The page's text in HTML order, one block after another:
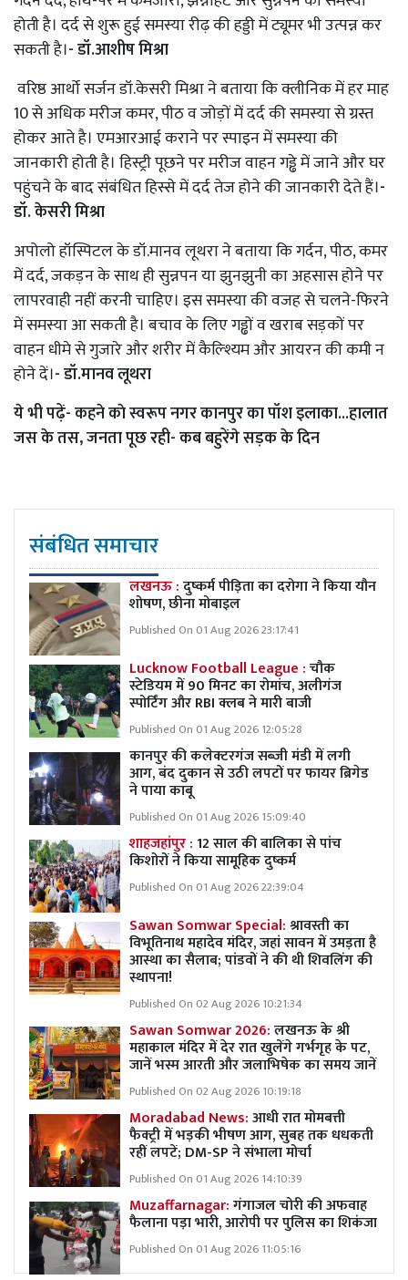
होती है। दर्द से शुरू हुई समस्या रीढ़ की हड्डी में ट्यूमर भी उत्पन्न कर
सकती है।- डॉ.आशीष मिश्रा
वरिष्ठ आर्थो सर्जन डॉ.केसरी मिश्रा ने बताया कि क्लीनिक में हर माह
10 से अधिक मरीज कमर, पीठ व जोड़ों में दर्द की समस्या से ग्रस्त
होकर आते है। एमआरआई कराने पर स्पाइन में समस्या की
जानकारी होती है। हिस्ट्री पूछने पर मरीज वाहन गड्ढे में जाने और घर
पहुंचने के बाद संबंधित हिस्से में दर्द तेज होने की जानकारी देते हैं।-
डॉ. केसरी मिश्रा
अपोलो हॉस्पिटल के डॉ.मानव लूथरा ने बताया कि गर्दन, पीठ, कमर
में दर्द, जकड़न के साथ ही सुन्नपन या झुनझुनी का अहसास होने पर
लापरवाही नहीं करनी चाहिए। इस समस्या की वजह से चलने-फिरने
में समस्या आ सकती है। बचाव के लिए गड्ढों व खराब सड़कों पर
वाहन धीमे से गुजारे और शरीर में कैल्श्यिम और आयरन की कमी न
होने दें।- डॉ.मानव लूथरा
ये भी पढ़ें-कहने काे स्वरूप नगर कानपुर का पॉश इलाका...हालात
जस के तस, जनता पूछ रही- कब बहुरेंगे सड़क के दिन
संबंधित समाचार
लखनऊ :दुष्कर्म पीड़िता का दरोगा ने किया यौन
शोषण, छीना मोबाइल
Published On 01 Aug 2026 23:17:41
Lucknow Football League :चौक
स्टेडियम में 90 मिनट का रोमांच, अलीगंज
स्पोर्टिंग और RBI क्लब ने मारी बाजी
Published On 01 Aug 2026 12:05:28
कानपुर की कलेक्टरगंज सब्जी मंडी में लगी
आग, बंद दुकान से उठी लपटों पर फायर ब्रिगेड
ने पाया काबू
Published On 01 Aug 2026 15:09:40
शाहजहांपुर :12 साल की बालिका से पांच
किशोरों ने किया सामूहिक दुष्कर्म
Published On 01 Aug 2026 22:39:04
Sawan Somwar Special:श्रावस्ती का
विभूतिनाथ महादेव मंदिर, जहां सावन में उमड़ता है
आस्था का सैलाब; पांडवों ने की थी शिवलिंग की
स्थापना!
Published On 02 Aug 2026 10:21:34
Sawan Somwar 2026:लखनऊ के श्री
महाकाल मंदिर में देर रात खुलेंगे गर्भगृह के पट,
जानें भस्म आरती और जलाभिषेक का समय जानें
Published On 02 Aug 2026 10:19:18
Moradabad News:आधी रात मोमबत्ती
फैक्ट्री में भड़की भीषण आग, सुबह तक धधकती
रहीं लपटें; DM-SP ने संभाला मोर्चा
Published On 01 Aug 2026 14:10:39
Muzaffarnagar:गंगाजल चोरी की अफवाह
फैलाना पड़ा भारी, आरोपी पर पुलिस का शिकंजा
Published On 01 Aug 2026 11:05:16